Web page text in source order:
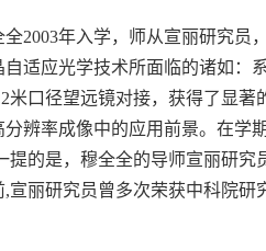
全2003年入学，师从宣丽研究员
自适应光学技术所面临的诸如：
米口径望远镜对接，获得了显
分辨率成像中的应用前景。在学
的是，穆全全的导师宣丽研究
,宣丽研究员曾多次荣获中科院研